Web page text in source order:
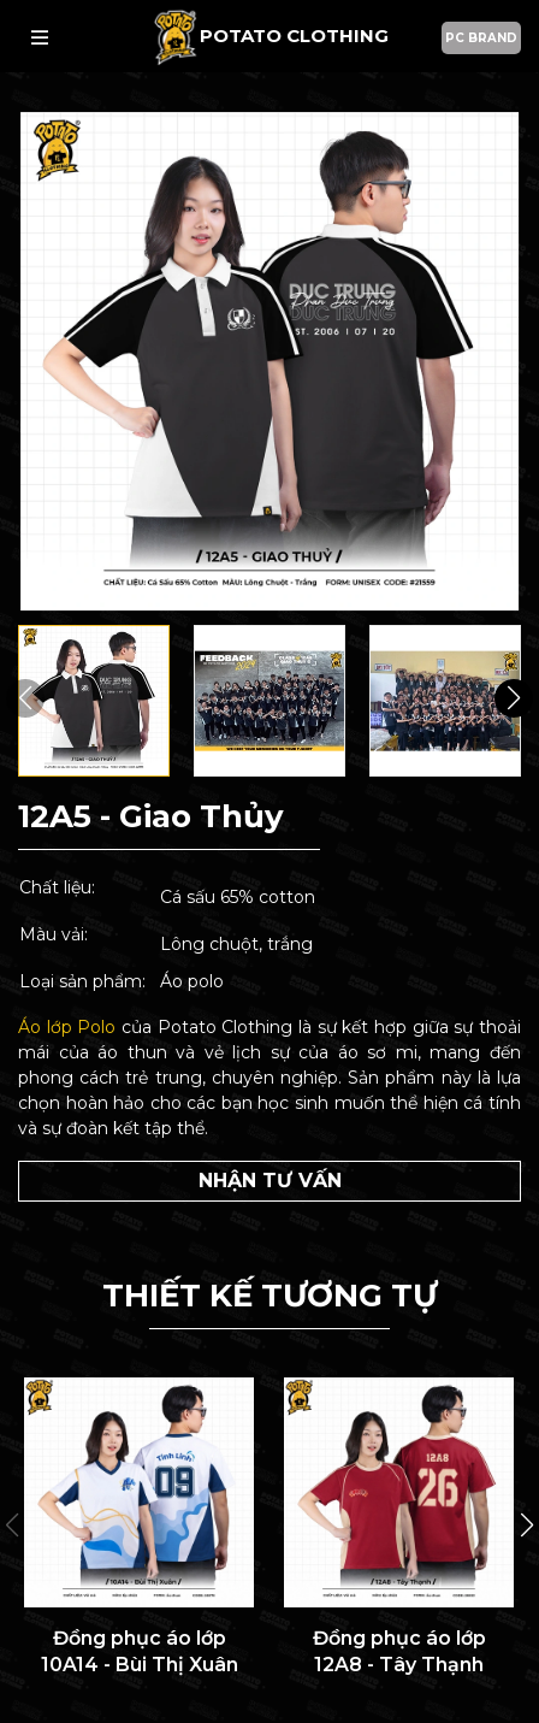
POTATO CLOTHING PC BRAND
12A5 - Giao Thủy
Chất liệu:
Cá sấu 65% cotton
Màu vải:
Lông chuột, trắng
Loại sản phẩm:
Áo polo
Áo lớp Polo của Potato Clothing là sự kết hợp giữa sự thoải
mái của áo thun và vẻ lịch sự của áo sơ mi, mang đến
phong cách trẻ trung, chuyên nghiệp. Sản phẩm này là lựa
chọn hoàn hảo cho các bạn học sinh muốn thể hiện cá tính
và sự đoàn kết tập thể.
NHẬN TƯ VẤN
THIẾT KẾ TƯƠNG TỰ
Đồng phục áo lớp
10A14 - Bùi Thị Xuân
Đồng phục áo lớp
12A8 - Tây Thạnh